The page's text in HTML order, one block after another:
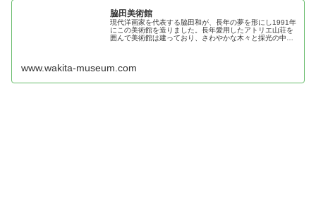
脇田美術館
現代洋画家を代表する脇田和が、長年の夢を形にし1991年
にこの美術館を造りました。長年愛用したアトリエ山荘を
囲んで美術館は建っており、さわやかな木々と採光の中
www.wakita-museum.com